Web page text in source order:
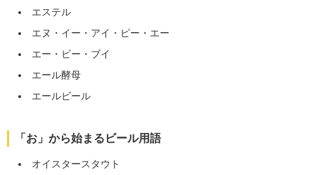
エステル
エヌ・イー・アイ・ピー・エー
エー・ビー・ブイ
エール酵母
エールビール
「お」から始まるビール用語
オイスタースタウト